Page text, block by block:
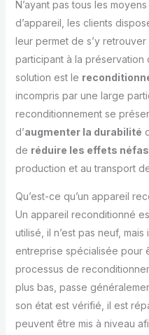
N’ayant pas tous les
d’appareil, les clients
leur permet de s’y
participant à la préservation
solution est le
incompris par une large
reconditionnement se
d’augmenter la durabilité
de réduire les effets
production et au transport
Qu’est-ce qu’un appareil
Un appareil reconditionné
utilisé, il n’est pas neuf,
entreprise spécialisée pour
processus de
plus bas, passe
son état est vérifié, il est
peuvent être mis à niveau